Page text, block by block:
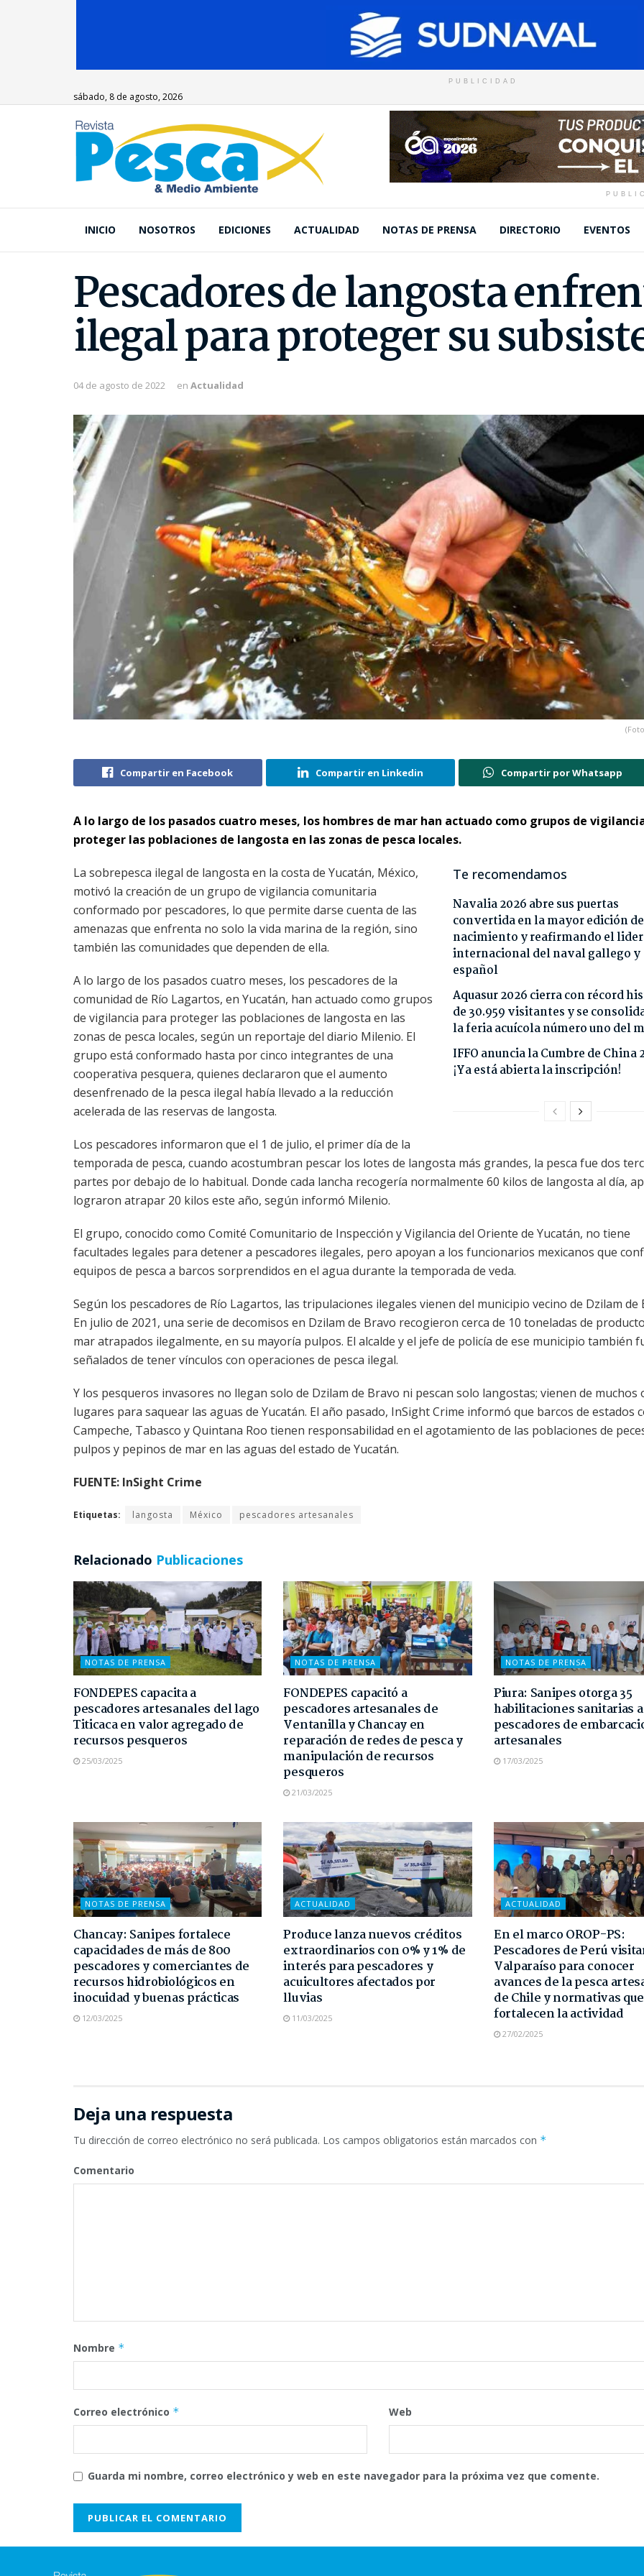
PUBLICIDAD
sábado, 8 de agosto, 2026
INICIO NOSOTROS EDICIONES ACTUALIDAD NOTAS DE PRENSA DIRECTORIO EVENTOS
Pescadores de langosta
ilegal para proteger su
04 de agosto de 2022 en Actualidad
Compartir en Facebook Compartir en Linkedin Compartir por Whatsapp
A lo largo de los pasados cuatro meses, los hombres de mar han actuado como grupos de
proteger las poblaciones de langosta en las zonas de pesca locales.
Te recomendamos
Navalia 2026 abre sus puertas
convertida en la mayor edición
nacimiento y reafirmando el
internacional del naval gallego y
español
Aquasur 2026 cierra con récord
de 30.959 visitantes y se
la feria acuícola número uno del
IFFO anuncia la Cumbre de China
¡Ya está abierta la inscripción!
La sobrepesca ilegal de langosta en la costa de Yucatán, México,
motivó la creación de un grupo de vigilancia comunitaria
conformado por pescadores, lo que permite darse cuenta de las
amenazas que enfrenta no solo la vida marina de la región, sino
también las comunidades que dependen de ella.
A lo largo de los pasados cuatro meses, los pescadores de la
comunidad de Río Lagartos, en Yucatán, han actuado como grupos
de vigilancia para proteger las poblaciones de langosta en las
zonas de pesca locales, según un reportaje del diario Milenio. El
grupo está conformado hasta por cinco integrantes de una
cooperativa pesquera, quienes declararon que el aumento
desenfrenado de la pesca ilegal había llevado a la reducción
acelerada de las reservas de langosta.
Los pescadores informaron que el 1 de julio, el primer día de la
temporada de pesca, cuando acostumbran pescar los lotes de langosta más grandes, la pesca fue dos
partes por debajo de lo habitual. Donde cada lancha recogería normalmente 60 kilos de langosta al día,
lograron atrapar 20 kilos este año, según informó Milenio.
El grupo, conocido como Comité Comunitario de Inspección y Vigilancia del Oriente de Yucatán, no tiene
facultades legales para detener a pescadores ilegales, pero apoyan a los funcionarios mexicanos que
equipos de pesca a barcos sorprendidos en el agua durante la temporada de veda.
Según los pescadores de Río Lagartos, las tripulaciones ilegales vienen del municipio vecino de Dzilam de
En julio de 2021, una serie de decomisos en Dzilam de Bravo recogieron cerca de 10 toneladas de
mar atrapados ilegalmente, en su mayoría pulpos. El alcalde y el jefe de policía de ese municipio también
señalados de tener vínculos con operaciones de pesca ilegal.
Y los pesqueros invasores no llegan solo de Dzilam de Bravo ni pescan solo langostas; vienen de muchos
lugares para saquear las aguas de Yucatán. El año pasado, InSight Crime informó que barcos de estados
Campeche, Tabasco y Quintana Roo tienen responsabilidad en el agotamiento de las poblaciones de
pulpos y pepinos de mar en las aguas del estado de Yucatán.
FUENTE: InSight Crime
Etiquetas: langosta México pescadores artesanales
Relacionado Publicaciones
NOTAS DE PRENSA
FONDEPES capacita a
pescadores artesanales del lago
Titicaca en valor agregado de
recursos pesqueros
25/03/2025
NOTAS DE PRENSA
FONDEPES capacitó a
pescadores artesanales de
Ventanilla y Chancay en
reparación de redes de pesca y
manipulación de recursos
pesqueros
21/03/2025
NOTAS DE PRENSA
Piura: Sanipes otorga 35
habilitaciones sanitarias a
pescadores de
artesanales
17/03/2025
NOTAS DE PRENSA
Chancay: Sanipes fortalece
capacidades de más de 800
pescadores y comerciantes de
recursos hidrobiológicos en
inocuidad y buenas prácticas
12/03/2025
ACTUALIDAD
Produce lanza nuevos créditos
extraordinarios con 0% y 1% de
interés para pescadores y
acuicultores afectados por
lluvias
11/03/2025
ACTUALIDAD
En el marco OROP-PS:
Pescadores de Perú
Valparaíso para conocer
avances de la pesca
de Chile y normativas que
fortalecen la actividad
27/02/2025
Deja una respuesta
Tu dirección de correo electrónico no será publicada. Los campos obligatorios están marcados con *
Comentario
Nombre *
Correo electrónico * Web
Guarda mi nombre, correo electrónico y web en este navegador para la próxima vez que comente.